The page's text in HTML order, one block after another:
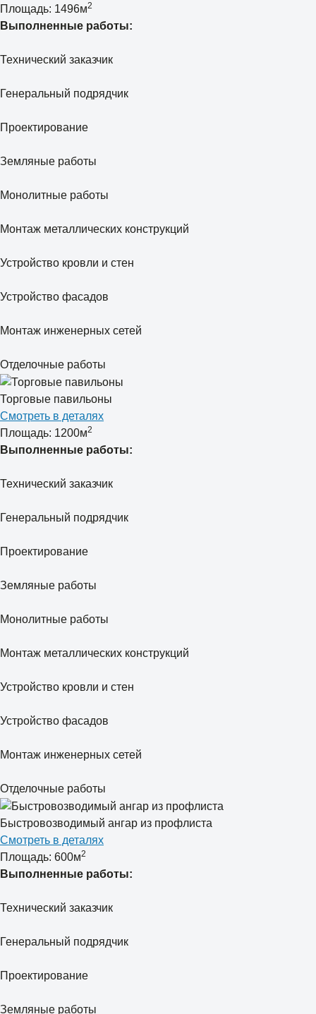
Площадь: 1496м2
Выполненные работы:
Технический заказчик
Генеральный подрядчик
Проектирование
Земляные работы
Монолитные работы
Монтаж металлических конструкций
Устройство кровли и стен
Устройство фасадов
Монтаж инженерных сетей
Отделочные работы
Торговые павильоны
Смотреть в деталях
Площадь: 1200м2
Выполненные работы:
Технический заказчик
Генеральный подрядчик
Проектирование
Земляные работы
Монолитные работы
Монтаж металлических конструкций
Устройство кровли и стен
Устройство фасадов
Монтаж инженерных сетей
Отделочные работы
Быстровозводимый ангар из профлиста
Смотреть в деталях
Площадь: 600м2
Выполненные работы:
Технический заказчик
Генеральный подрядчик
Проектирование
Земляные работы